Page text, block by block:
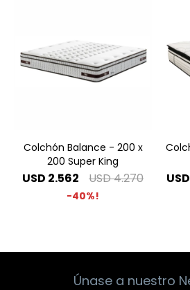
Colchón Balance - 200 x
200 Super King
USD 2.562 USD4.270
40
USD
Únase a nuestro